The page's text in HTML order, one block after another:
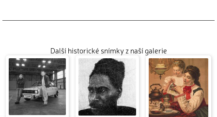
Další historické snímky z naší galerie